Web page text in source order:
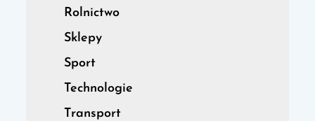
Rolnictwo
Sklepy
Sport
Technologie
Transport